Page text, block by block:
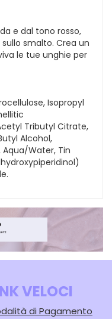
e dal tono rosso,
smalto. Crea un
le tue unghie per
Isopropyl
Tributyl Citrate,
Alcohol,
Water, Tin
VELOCI
di Pagamento